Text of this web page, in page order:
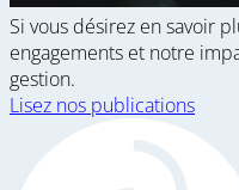
Si vous désirez en savoir
engagements et notre
gestion.
Lisez nos publications